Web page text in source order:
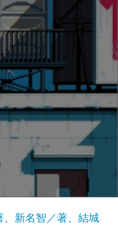
新名智／著、結城